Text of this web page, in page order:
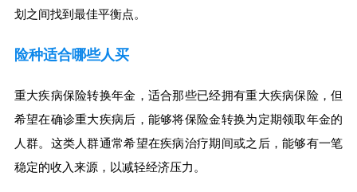
划之间找到最佳平衡点。
险种适合哪些人买
重大疾病保险转换年金，适合那些已经拥有重大疾病保险，但
希望在确诊重大疾病后，能够将保险金转换为定期领取年金的
人群。这类人群通常希望在疾病治疗期间或之后，能够有一笔
稳定的收入来源，以减轻经济压力。